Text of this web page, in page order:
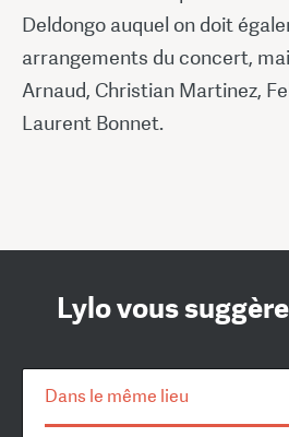
Deldongo auquel on doit
arrangements du concert,
Arnaud, Christian Martinez,
Laurent Bonnet.
Lylo vous
Dans le même lieu